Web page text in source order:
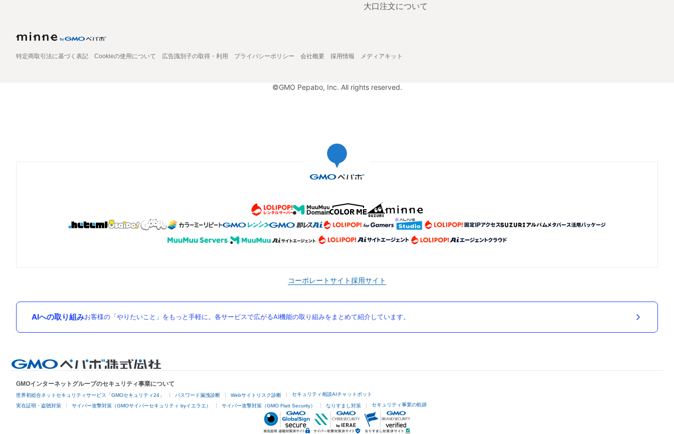
大口注文について
特定商取引法に基づく表記 Cookieの使用について 広告識別子の取得・利用 プライバシーポリシー 会社概要 採用情報 メディアキット
©GMO Pepabo, Inc. All rights reserved.
コーポレートサイト採用サイト
AIへの取り組みお客様の「やりたいこと」をもっと手軽に。各サービスで広がるAI機能の取り組みをまとめて紹介しています。
GMOインターネットグループのセキュリティ事業について
世界初総合ネットセキュリティサービス「GMOセキュリティ24」 パスワード漏洩診断 Webサイトリスク診断 セキュリティ相談AIチャットボット
実在証明・盗聴対策 サイバー攻撃対策（GMOサイバーセキュリティ byイエラエ） サイバー攻撃対策（GMO Flatt Security） なりすまし対策 セキュリティ事業の軌跡